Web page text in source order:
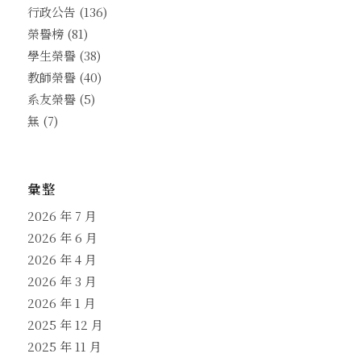
行政公告 (136)
榮譽榜(81)
學生榮譽(38)
教師榮譽(40)
系友榮譽(5)
無 (7)
彙整
2026 年 7 月
2026 年 6 月
2026 年 4 月
2026 年 3 月
2026 年 1 月
2025 年 12 月
2025 年 11 月